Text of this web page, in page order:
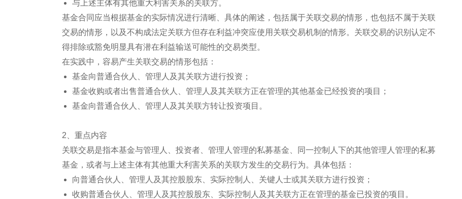
与上述主体有其他重大利害关系的关联方。
基金合同应当根据基金的实际情况进行清晰、具体的阐述，包括属于关联交易的情形，也包括不属于关联
交易的情形，以及不构成法定关联方但存在利益冲突应使用关联交易机制的情形。关联交易的识别认定不
得排除或豁免明显具有潜在利益输送可能性的交易类型。
在实践中，容易产生关联交易的情形包括：
基金向普通合伙人、管理人及其关联方进行投资；
基金收购或者出售普通合伙人、管理人及其关联方正在管理的其他基金已经投资的项目；
基金向普通合伙人、管理人及其关联方转让投资项目。
2、重点内容
关联交易是指本基金与管理人、投资者、管理人管理的私募基金、同一控制人下的其他管理人管理的私募
基金，或者与上述主体有其他重大利害关系的关联方发生的交易行为。具体包括：
向普通合伙人、管理人及其控股股东、实际控制人、关键人士或其关联方进行投资；
收购普通合伙人、管理人及其控股股东、实际控制人及其关联方正在管理的基金已投资的项目。